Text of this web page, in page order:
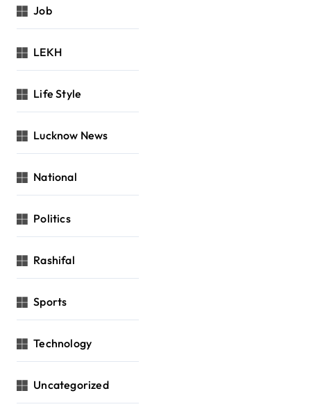
Job
LEKH
Life Style
Lucknow News
National
Politics
Rashifal
Sports
Technology
Uncategorized